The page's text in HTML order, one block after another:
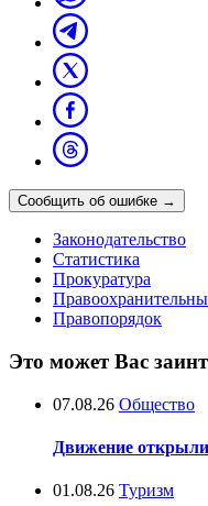
Сообщить об ошибке →
Законодательство
Статистика
Прокуратура
Правопорядок
Это может Вас
07.08.26 Общество
Движение открыли
01.08.26 Туризм